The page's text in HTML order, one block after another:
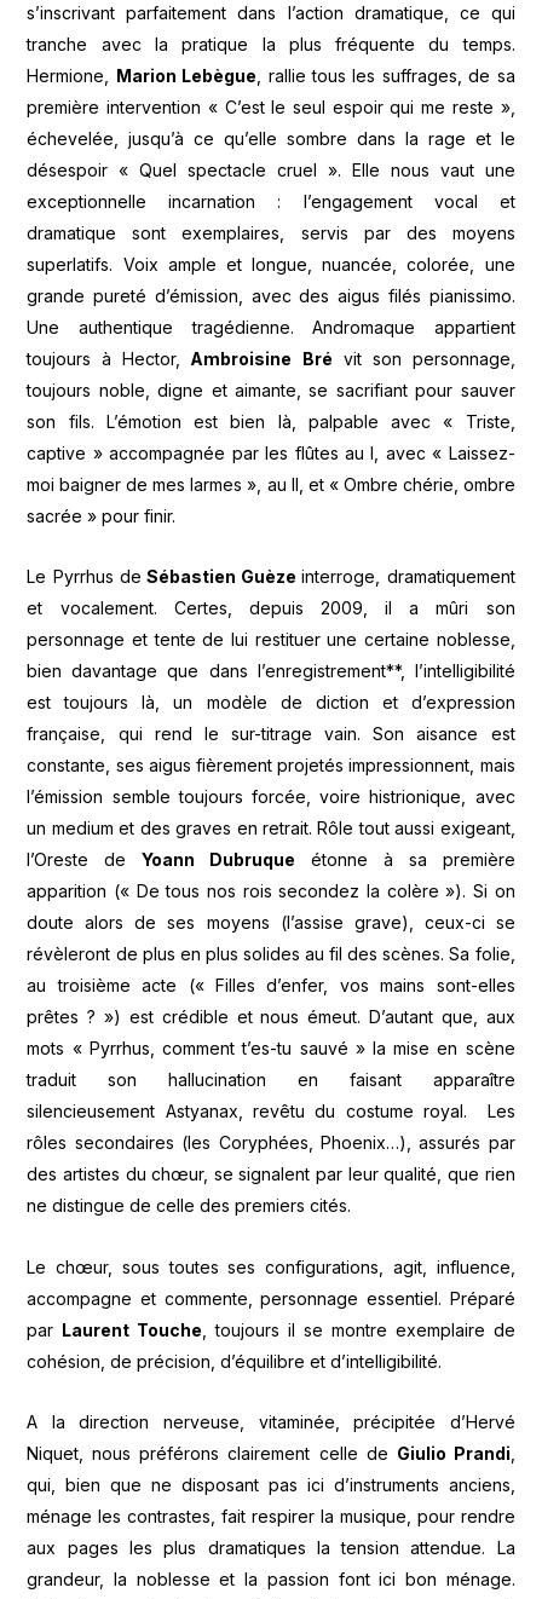
s’inscrivant parfaitement dans l’action dramatique, ce qui
tranche avec la pratique la plus fréquente du temps.
Hermione, Marion Lebègue , rallie tous les suffrages, de sa
première intervention « C’est le seul espoir qui me reste »,
échevelée, jusqu’à ce qu’elle sombre dans la rage et le
désespoir « Quel spectacle cruel ». Elle nous vaut une
exceptionnelle incarnation : l’engagement vocal et
dramatique sont exemplaires, servis par des moyens
superlatifs. Voix ample et longue, nuancée, colorée, une
grande pureté d’émission, avec des aigus filés pianissimo.
Une authentique tragédienne. Andromaque appartient
toujours à Hector,
Ambroisine Bré vit son personnage,
toujours noble, digne et aimante, se sacrifiant pour sauver
son fils. L’émotion est bien là, palpable avec « Triste,
captive » accompagnée par les flûtes au I, avec « Laissez-
moi baigner de mes larmes », au II, et « Ombre chérie, ombre
sacrée » pour finir.
Le Pyrrhus de Sébastien Guèzeinterroge, dramatiquement
et vocalement. Certes, depuis 2009, il a mûri son
personnage et tente de lui restituer une certaine noblesse,
bien davantage que dans l’enregistrement**, l’intelligibilité
est toujours là, un modèle de diction et d’expression
française, qui rend le sur-titrage vain. Son aisance est
constante, ses aigus fièrement projetés impressionnent, mais
l’émission semble toujours forcée, voire histrionique, avec
un medium et des graves en retrait. Rôle tout aussi exigeant,
l’Oreste deYoann Dubruque étonne à sa première
apparition (« De tous nos rois secondez la colère »). Si on
doute alors de ses moyens (l’assise grave), ceux-ci se
révèleront de plus en plus solides au fil des scènes. Sa folie,
au troisième acte (« Filles d’enfer, vos mains sont-elles
prêtes ? ») est crédible et nous émeut. D’autant que, aux
mots « Pyrrhus, comment t’es-tu sauvé » la mise en scène
traduit son hallucination en faisant apparaître
silencieusement Astyanax, revêtu du costume royal. Les
rôles secondaires (les Coryphées, Phoenix…), assurés par
des artistes du chœur, se signalent par leur qualité, que rien
ne distingue de celle des premiers cités.
Le chœur, sous toutes ses configurations, agit, influence,
accompagne et commente, personnage essentiel. Préparé
par Laurent Touche , toujours il se montre exemplaire de
cohésion, de précision, d’équilibre et d’intelligibilité.
A la direction nerveuse, vitaminée, précipitée d’Hervé
Niquet, nous préférons clairement celle de Giulio Prandi
qui, bien que ne disposant pas ici d’instruments anciens,
ménage les contrastes, fait respirer la musique, pour rendre
aux pages les plus dramatiques la tension attendue. La
grandeur, la noblesse et la passion font ici bon ménage.